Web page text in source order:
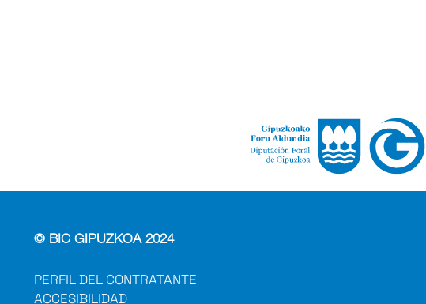
© BIC GIPUZKOA 2024
PERFIL DEL CONTRATANTE
ACCESIBILIDAD